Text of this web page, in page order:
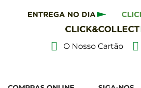
O Nosso Cartão